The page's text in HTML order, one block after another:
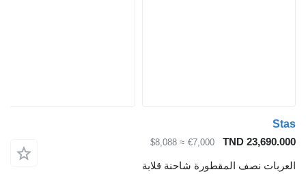
Stas
TND 23,690.000
€7,000
≈ $8,088
العربات نصف المقطورة شاحنة قلابة